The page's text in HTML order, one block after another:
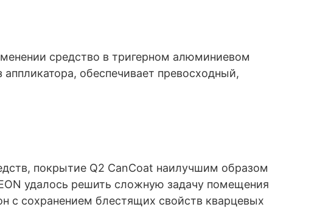
‎средство в тригерном алюминиевом
обеспечивает превосходный,
‎покрытие Q2 CanCoat наилучшим образом
удалось решить сложную задачу помещения
с сохранением блестящих свойств кварцевых